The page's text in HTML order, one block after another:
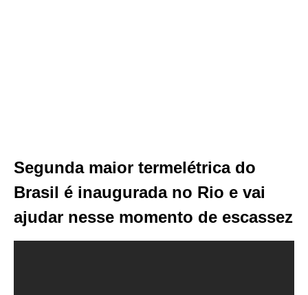
Segunda maior termelétrica do
Brasil é inaugurada no Rio e vai
ajudar nesse momento de escassez